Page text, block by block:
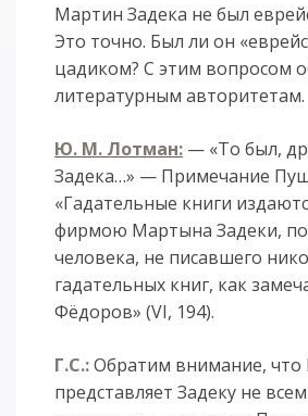
Мартин Задека не был
Это точно. Был ли он
цадиком? С этим вопросом
литературным авторитетам.
Ю. М. Лотман: — «То был,
Задека…» — Примечание
«Гадательные книги
фирмою Мартына Задеки,
человека, не писавшего
гадательных книг, как
Фёдоров» (VI, 194).
Г.С.:Обратим внимание,
представляет Задеку не